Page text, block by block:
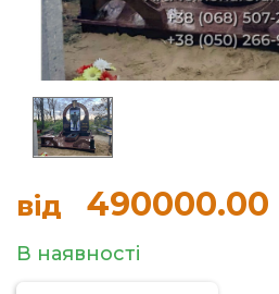
від 490000.00
В наявності